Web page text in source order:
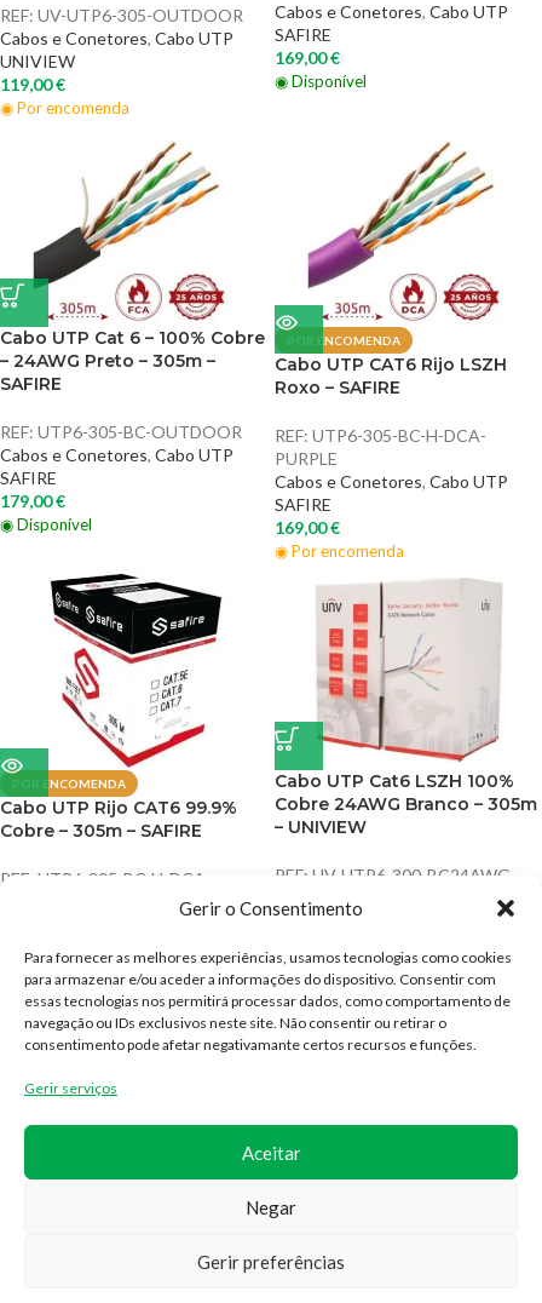
Gerir o Consentimento
Para fornecer as melhores experiências, usamos tecnologias como cookies
para armazenar e/ou aceder a informações do dispositivo. Consentir com
essas tecnologias nos permitirá processar dados, como comportamento de
navegação ou IDs exclusivos neste site. Não consentir ou retirar o
consentimento pode afetar negativamante certos recursos e funções.
Gerir serviços
Aceitar
Negar
Gerir preferências
REF: UV-UTP6-305-OUTDOOR
Cabos e Conetores, Cabo UTP
UNIVIEW
119,00€
◉ Por encomenda
Cabos e Conetores, Cabo UTP
SAFIRE
169,00€
◉ Disponível
Cabo UTP Cat 6 – 100% Cobre
– 24AWG Preto – 305m –
SAFIRE
REF: UTP6-305-BC-OUTDOOR
Cabos e Conetores, Cabo UTP
SAFIRE
179,00€
◉ Disponível
POR ENCOMENDA
Cabo UTP CAT6 Rijo LSZH
Roxo – SAFIRE
REF: UTP6-305-BC-H-DCA-
PURPLE
Cabos e Conetores, Cabo UTP
SAFIRE
169,00€
◉ Por encomenda
POR ENCOMENDA
Cabo UTP Rijo CAT6 99.9%
Cobre – 305m – SAFIRE
REF: UTP6-305-BC-H-DCA
Cabo UTP
Cabo UTP Cat6 LSZH 100%
Cobre 24AWG Branco – 305m
– UNIVIEW
REF: UV-UTP6-300-BC24AWG-
DCA-B-W
Cabos e Conetores
Cabo UTP
195,00€
◉ Disponível
(+351) 300 527 739